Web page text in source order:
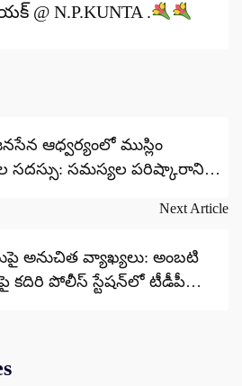
@ N.P.KUNTA .
ఆధ్వర్యంలో ముస్లిం
సమస్యల పరిష్కారానికి
Next Article
అనుచిత వ్యాఖ్యలు: అంబటి
కదిరి పోలీస్ స్టేషన్‌లో టీడీపీ